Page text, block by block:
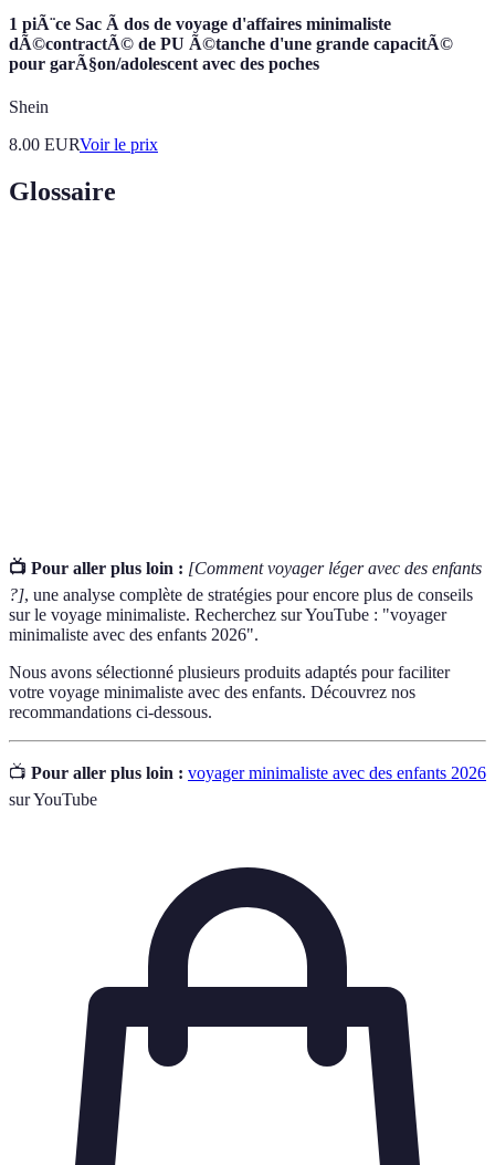
1 piÃ¨ce Sac Ã dos de voyage d'affaires minimaliste
dÃ©contractÃ© de PU Ã©tanche d'une grande capacitÃ©
pour garÃ§on/adolescent avec des poches
Shein
8.00 EURVoir le prix
Glossaire
📺 Pour aller plus loin : [Comment voyager léger avec des enfants
?], une analyse complète de stratégies pour encore plus de conseils
sur le voyage minimaliste. Recherchez sur YouTube : "voyager
minimaliste avec des enfants 2026".
Nous avons sélectionné plusieurs produits adaptés pour faciliter
votre voyage minimaliste avec des enfants. Découvrez nos
recommandations ci-dessous.
📺 Pour aller plus loin : voyager minimaliste avec des enfants 2026
sur YouTube